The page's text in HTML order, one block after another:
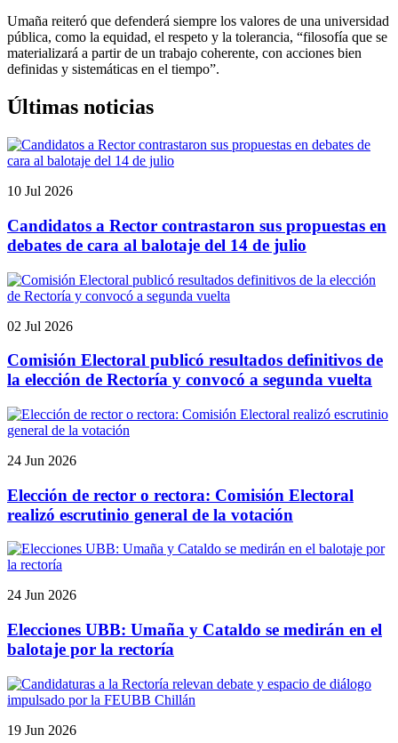
Umaña reiteró que defenderá siempre los valores de una universidad
pública, como la equidad, el respeto y la tolerancia, “filosofía que se
materializará a partir de un trabajo coherente, con acciones bien
definidas y sistemáticas en el tiempo”.
Últimas noticias
10 Jul 2026
Candidatos a Rector contrastaron sus propuestas en
debates de cara al balotaje del 14 de julio
02 Jul 2026
Comisión Electoral publicó resultados definitivos de
la elección de Rectoría y convocó a segunda vuelta
24 Jun 2026
Elección de rector o rectora: Comisión Electoral
realizó escrutinio general de la votación
24 Jun 2026
Elecciones UBB: Umaña y Cataldo se medirán en el
balotaje por la rectoría
19 Jun 2026